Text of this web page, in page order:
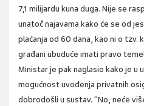
7,1 milijardu kuna duga. Nije se
unatoč najavama kako će se od
plaćanja od 60 dana, kao ni o tzv.
građani ubuduće imati pravo
Ministar je pak naglasio kako je u
mogućnost uvođenja privatnih
dobrodošli u sustav. "No, neće